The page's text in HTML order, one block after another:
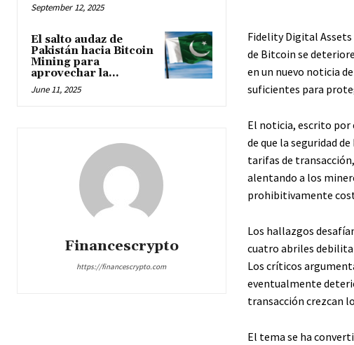
September 12, 2025
El salto audaz de
Pakistán hacia Bitcoin
Mining para
aprovechar la...
June 11, 2025
Financescrypto
https://financescrypto.com
Fidelity Digital Assets
de Bitcoin se
en un nuevo noticia
suficientes para
El noticia, escrito por
de que la seguridad
tarifas de
alentando a los
prohibitivamente
Los hallazgos
cuatro abriles debilita
Los críticos
eventualmente
transacción crezcan
El tema se ha